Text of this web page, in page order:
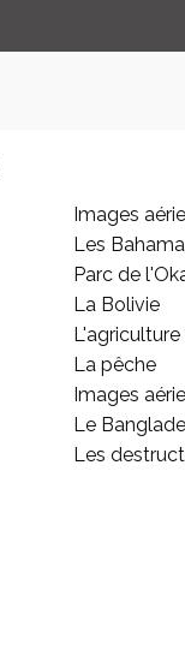
Images
Les
Parc de
La Bolivie
La pêche
Images
Le
Les